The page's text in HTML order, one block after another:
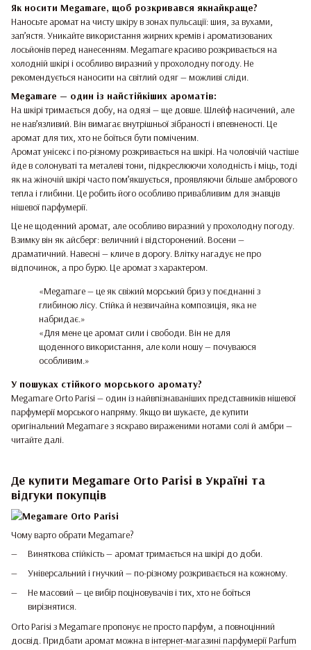
Як носити Megamare, щоб розкривався якнайкраще?
Наносьте аромат на чисту шкіру в зонах пульсації: шия, за вухами,
зап’ястя. Уникайте використання жирних кремів і ароматизованих
лосьйонів перед нанесенням. Megamare красиво розкривається на
холодній шкірі і особливо виразний у прохолодну погоду. Не
рекомендується наносити на світлий одяг — можливі сліди.
Megamare — один із найстійкіших ароматів:
На шкірі тримається добу, на одязі — ще довше. Шлейф насичений, але
не нав’язливий. Він вимагає внутрішньої зібраності і впевненості. Це
аромат для тих, хто не боїться бути поміченим.
Аромат унісекс і по-різному розкривається на шкірі. На чоловічій частіше
йде в солонуваті та металеві тони, підкреслюючи холодність і міць, тоді
як на жіночій шкірі часто пом’якшується, проявляючи більше амбрового
тепла і глибини. Це робить його особливо привабливим для знавців
нішевої парфумерії.
Це не щоденний аромат, але особливо виразний у прохолодну погоду.
Взимку він як айсберг: величний і відсторонений. Восени —
драматичний. Навесні — кличе в дорогу. Влітку нагадує не про
відпочинок, а про бурю. Це аромат з характером.
«Megamare — це як свіжий морський бриз у поєднанні з
глибиною лісу. Стійка й незвичайна композиція, яка не
набридає.»
«Для мене це аромат сили і свободи. Він не для
щоденного використання, але коли ношу — почуваюся
особливим.»
У пошуках стійкого морського аромату?
Megamare Orto Parisi — один із найвпізнаваніших представників нішевої
парфумерії морського напряму. Якщо ви шукаєте, де купити
оригінальний Megamare з яскраво вираженими нотами солі й амбри —
читайте далі.
Де купити Megamare Orto Parisi в Україні та
відгуки покупців
Чому варто обрати Megamare?
Виняткова стійкість — аромат тримається на шкірі до доби.
Універсальний і гнучкий — по-різному розкривається на кожному.
Не масовий — це вибір поціновувачів і тих, хто не боїться
вирізнятися.
Orto Parisi з Megamare пропонує не просто парфум, а повноцінний
досвід. Придбати аромат можна вінтернет-магазині парфумерії Parfum